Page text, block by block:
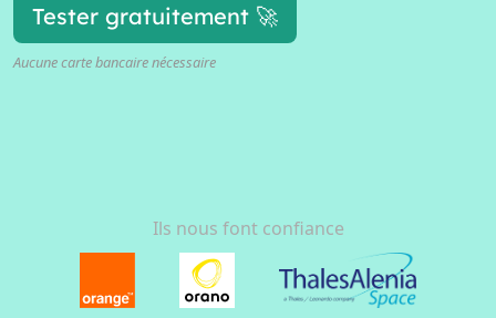
Tester gratuitement 🚀
Aucune carte bancaire nécessaire
Ils nous font confiance